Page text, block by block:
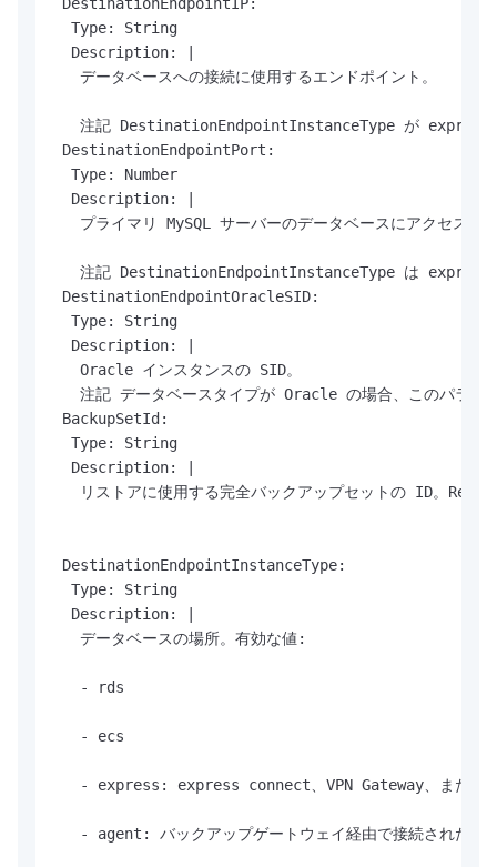
  Type: String
  Description: |
   データベースへの接続に使用するエンドポイント。
注記 DestinationEndpointInstanceType が express
DestinationEndpointPort:
  Type: Number
  Description: |
プライマリ MySQL サーバーのデータベースにアクセスす
注記 DestinationEndpointInstanceType は express
DestinationEndpointOracleSID:
  Type: String
  Description: |
   Oracle インスタンスの SID。
注記 データベースタイプが Oracle の場合、このパラメ
BackupSetId:
  Type: String
  Description: |
リストアに使用する完全バックアップセットの ID。
DestinationEndpointInstanceType:
  Type: String
  Description: |
   データベースの場所。有効な値:
   - rds
   - ecs
- express: express connect、VPN Gateway、またはス
- agent: バックアップゲートウェイ経由で接続されたデ